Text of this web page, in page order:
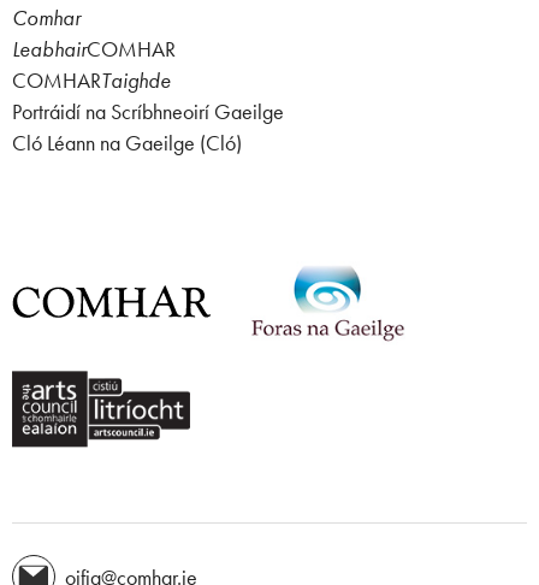
Comhar
LeabhairCOMHAR
COMHARTaighde
Portráidí na Scríbhneoirí Gaeilge
Cló Léann na Gaeilge (Cló)
oifig@comhar.ie